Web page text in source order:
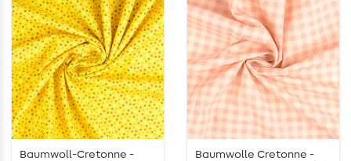
Baumwoll-Cretonne -
Baumwolle Cretonne -